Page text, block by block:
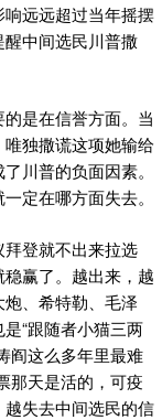
远远超过当年摇摆
中间选民川普撒
是在信誉方面。当
独撒谎这项她输给
川普的负面因素。
定在哪方面失去。
登就不出来拉选
赢了。越出来，越
、希特勒、毛泽
“跟随者小猫三两
阎这么多年里最难
那天是活的，可疫
失去中间选民的信